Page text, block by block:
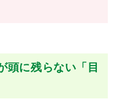
頭に残らない「目